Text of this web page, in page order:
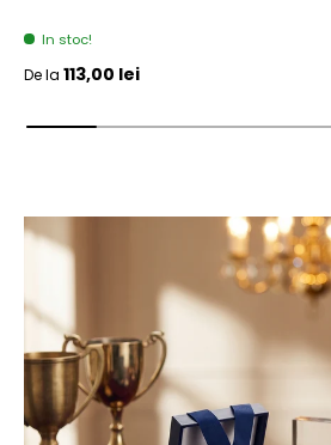
In stoc!
Pret initial
De la 113,00 lei